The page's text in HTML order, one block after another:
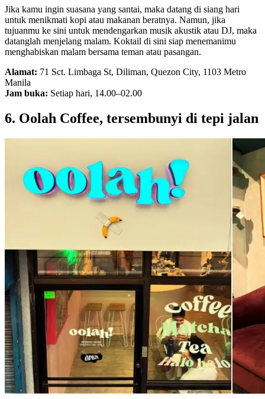
Jika kamu ingin suasana yang santai, maka datang di siang hari
untuk menikmati kopi atau makanan beratnya. Namun, jika
tujuanmu ke sini untuk mendengarkan musik akustik atau DJ, maka
datanglah menjelang malam. Koktail di sini siap menemanimu
menghabiskan malam bersama teman atau pasangan.
Alamat: 71 Sct. Limbaga St, Diliman, Quezon City, 1103 Metro
Manila
Jam buka: Setiap hari, 14.00–02.00
6. Oolah Coffee, tersembunyi di tepi jalan